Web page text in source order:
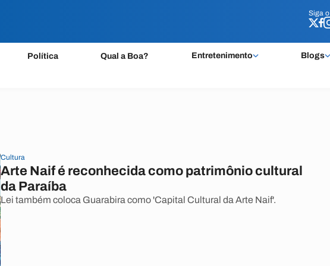
Siga o
Política Qual a Boa? Entretenimento Blogs
Siga o
Cultura
Arte Naif é reconhecida como patrimônio cultural
da Paraíba
Lei também coloca Guarabira como 'Capital Cultural da Arte Naif'.